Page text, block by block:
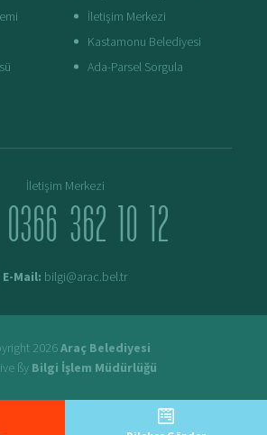
İletişim Merkezi
Kastamonu Belediyesi
Ada-Parsel Sorgula
İletişim Merkezi
0366 362 10 12
E-Mail: bilgi@arac.bel.tr
2026Araç Belediyesi
ßy Bilgi İşlem Müdürlüğü